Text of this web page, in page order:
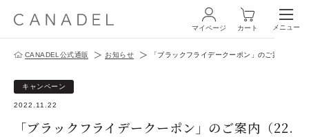
ログイン・新規会員登録
マイページ カート メニュー
CANADEL公式通販 お知らせ 「ブラックフライデークーポン」のご案内（
キャンペーン
2022.11.22
「ブラックフライデークーポン」のご案内（22.